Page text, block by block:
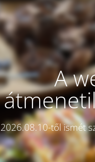
A
2026.08.10-től ismét